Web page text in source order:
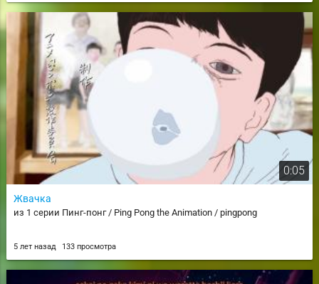
0:05
Жвачка
из 1 серии Пинг-понг / Ping Pong the Animation / pingpong
5 лет назад 133 просмотра